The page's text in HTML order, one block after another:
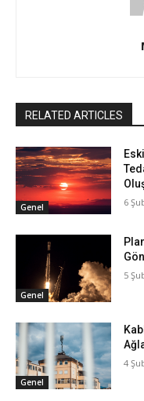
RELATED ARTICLES
Genel 6
Genel
5
Genel
4